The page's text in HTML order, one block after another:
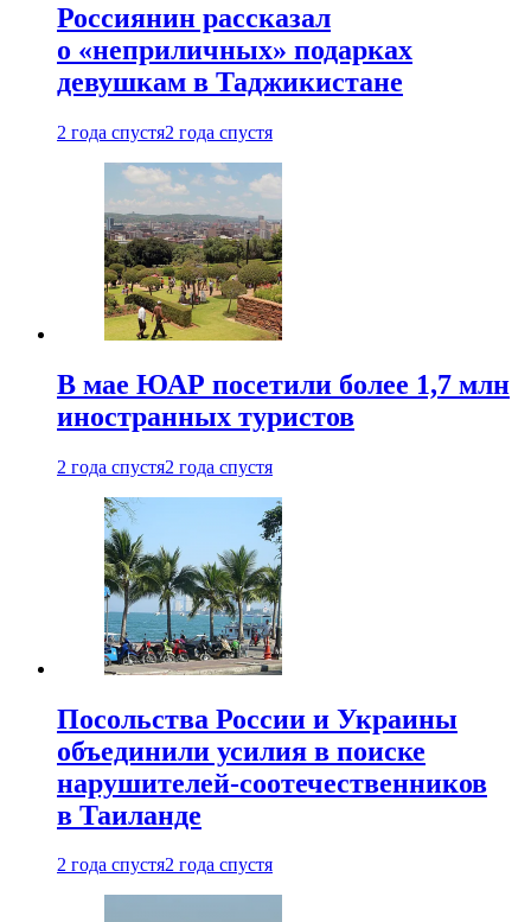
Россиянин рассказал
о «неприличных» подарках
девушкам в Таджикистане
2 года спустя2 года спустя
В мае ЮАР посетили более 1,7 млн
иностранных туристов
2 года спустя2 года спустя
Посольства России и Украины
объединили усилия в поиске
нарушителей-соотечественников
в Таиланде
2 года спустя2 года спустя